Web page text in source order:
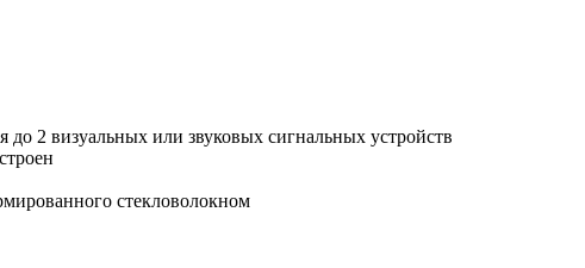
2 визуальных или звуковых сигнальных устройств
стекловолокном